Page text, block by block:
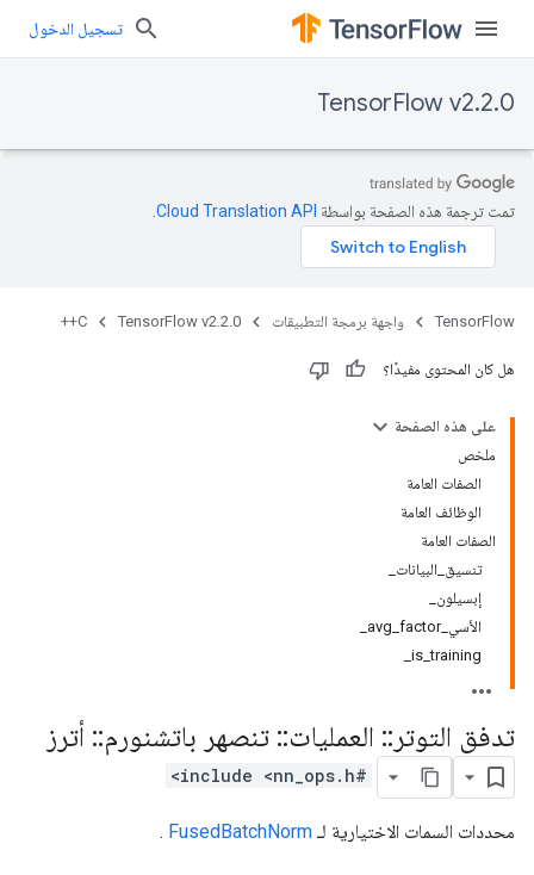
تسجيل الدخول
TensorFlow v2.2.0
تمت ترجمة هذه الصفحة بواسطة Cloud Translation API‏
TensorFlow واجهة برمجة التطبيقات TensorFlow v2.2.0
C++
هل كان المحتوى مفيدًا؟
على هذه الصفحة
ملخص
الصفات العامة
الوظائف العامة
الصفات العامة
تنسيق_البيانات_
إبسيلون_
الأسي_avg_factor_
is_training_
تدفق التوتر :: العمليات:: تنصهر باتشنورم:: أترز
#include <nn_ops.h>
محددات السمات الاختيارية لـ FusedBatchNorm
.